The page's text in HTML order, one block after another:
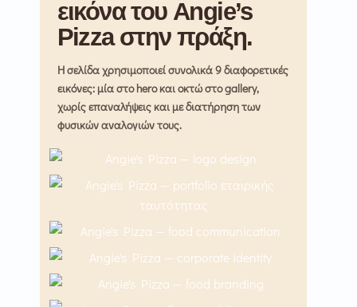
εικόνα του Angie’s
Pizza στην πράξη.
Η σελίδα χρησιμοποιεί συνολικά 9 διαφορετικές
εικόνες: μία στο hero και οκτώ στο gallery,
χωρίς επαναλήψεις και με διατήρηση των
φυσικών αναλογιών τους.